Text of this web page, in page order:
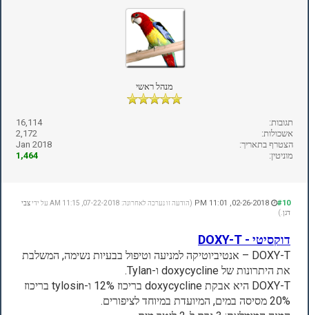
מנהל ראשי
תגובות:
16,114
אשכולות:
2,172
הצטרף בתאריך:
Jan 2018
מוניטין:
1,464
#10 (הודעה זו נערכה לאחרונה: 07-22-2018, 11:15 AM על ידי
צבי
דגן.)
דוקסיטי - DOXY-T
DOXY-T – אנטיביוטיקה למניעה וטיפול בבעיות נשימה, המשלבת
את היתרונות של doxycycline ו-Tylan.
DOXY-T היא אבקת doxycycline בריכוז 12% ו-tylosin בריכוז
20% מסיסה במים, המיועדת במיוחד לציפורים.